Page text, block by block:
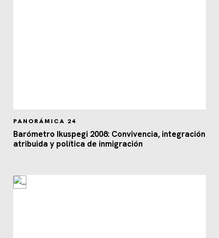
PANORÁMICA 24
Barómetro Ikuspegi 2008: Convivencia, integración
atribuida y política de inmigración